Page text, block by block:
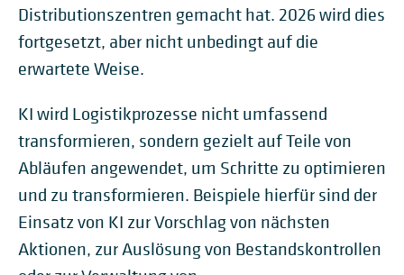
Distributionszentren gemacht hat. 2026 wird dies
fortgesetzt, aber nicht unbedingt auf die
erwartete Weise.
KI wird Logistikprozesse nicht umfassend
transformieren, sondern gezielt auf Teile von
Abläufen angewendet, um Schritte zu optimieren
und zu transformieren. Beispiele hierfür sind der
Einsatz von KI zur Vorschlag von nächsten
Aktionen, zur Auslösung von Bestandskontrollen